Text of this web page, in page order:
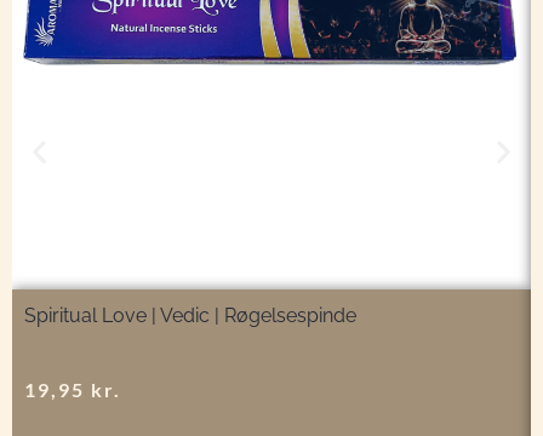
Spiritual Love | Vedic | Røgelsespinde
19,95 kr.